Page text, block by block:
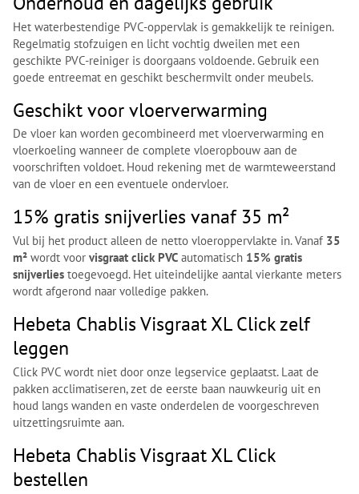
Het waterbestendige PVC-oppervlak is gemakkelijk te reinigen.
Regelmatig stofzuigen en licht vochtig dweilen met een
geschikte PVC-reiniger is doorgaans voldoende. Gebruik een
goede entreemat en geschikt beschermvilt onder meubels.
Geschikt voor vloerverwarming
De vloer kan worden gecombineerd met vloerverwarming en
vloerkoeling wanneer de complete vloeropbouw aan de
voorschriften voldoet. Houd rekening met de warmteweerstand
van de vloer en een eventuele ondervloer.
15% gratis snijverlies vanaf 35 m²
Vul bij het product alleen de netto vloeroppervlakte in. Vanaf 35
m² wordt voor visgraat click PVC automatisch 15% gratis
snijverlies toegevoegd. Het uiteindelijke aantal vierkante meters
wordt afgerond naar volledige pakken.
Hebeta Chablis Visgraat XL Click zelf
leggen
Click PVC wordt niet door onze legservice geplaatst. Laat de
pakken acclimatiseren, zet de eerste baan nauwkeurig uit en
houd langs wanden en vaste onderdelen de voorgeschreven
uitzettingsruimte aan.
Hebeta Chablis Visgraat XL Click
bestellen